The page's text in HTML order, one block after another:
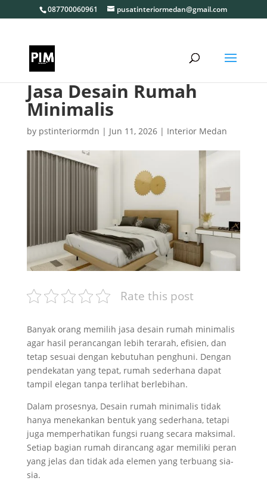
087700060961 pusatinteriormedan@gmail.com
Jasa Desain Rumah
Minimalis
by pstinteriormdn | Jun 11, 2026| Interior Medan
Rate this post
Banyak orang memilih jasa desain rumah minimalis
agar hasil perancangan lebih terarah, efisien, dan
tetap sesuai dengan kebutuhan penghuni. Dengan
pendekatan yang tepat, rumah sederhana dapat
tampil elegan tanpa terlihat berlebihan.
Dalam prosesnya, Desain rumah minimalis tidak
hanya menekankan bentuk yang sederhana, tetapi
juga memperhatikan fungsi ruang secara maksimal.
Setiap bagian rumah dirancang agar memiliki peran
yang jelas dan tidak ada elemen yang terbuang sia-
sia.